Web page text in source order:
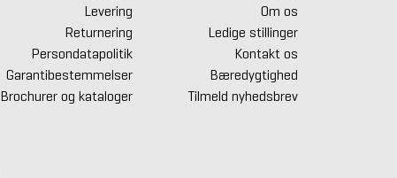
Levering
Returnering
Persondatapolitik
Garantibestemmelser
Brochurer og kataloger
Om os
Ledige stillinger
Kontakt os
Bæredygtighed
Tilmeld nyhedsbrev